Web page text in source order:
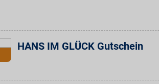
HANS IM GLÜCK Gutschein